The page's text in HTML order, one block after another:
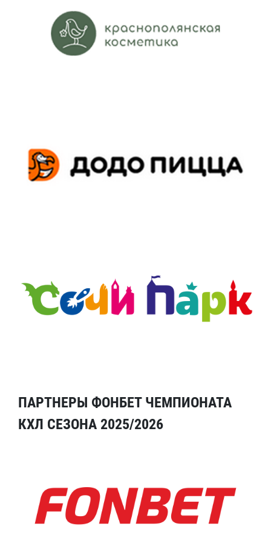
ПАРТНЕРЫ ФОНБЕТ ЧЕМПИОНАТА
КХЛ СЕЗОНА 2025/2026